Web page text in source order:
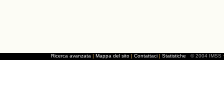
Ricerca avanzata | Mappa del sito| Contattaci| Statistiche © 2004 IMSS